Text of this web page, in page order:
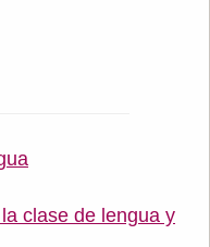
clase de lengua y